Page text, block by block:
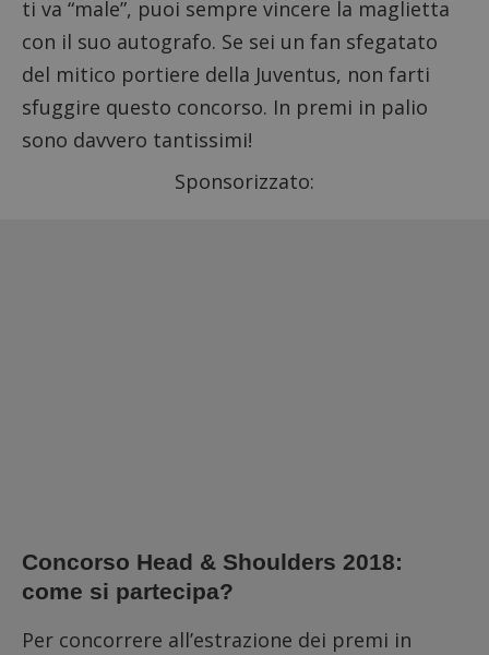
ti va “male”, puoi sempre vincere la maglietta
con il suo autografo. Se sei un fan sfegatato
del mitico portiere della Juventus, non farti
sfuggire questo concorso. In premi in palio
sono davvero tantissimi!
Sponsorizzato:
Concorso Head & Shoulders 2018:
come si partecipa?
Per concorrere all’estrazione dei premi in